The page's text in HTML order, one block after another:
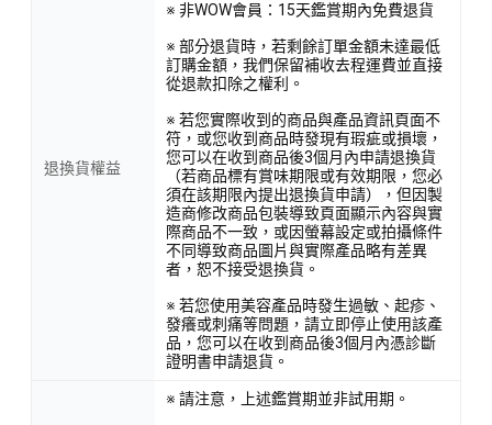
退換貨權益
※ 非WOW會員：15天鑑賞期內免費退貨
※ 部分退貨時，若剩餘訂單金額未達最低
訂購金額，我們保留補收去程運費並直接
從退款扣除之權利。
※ 若您實際收到的商品與產品資訊頁面不
符，或您收到商品時發現有瑕疵或損壞，
您可以在收到商品後3個月內申請退換貨
（若商品標有賞味期限或有效期限，您必
須在該期限內提出退換貨申請），但因製
造商修改商品包裝導致頁面顯示內容與實
際商品不一致，或因螢幕設定或拍攝條件
不同導致商品圖片與實際產品略有差異
者，恕不接受退換貨。
※ 若您使用美容產品時發生過敏、起疹、
發癢或刺痛等問題，請立即停止使用該產
品，您可以在收到商品後3個月內憑診斷
證明書申請退貨。
※ 請注意，上述鑑賞期並非試用期。